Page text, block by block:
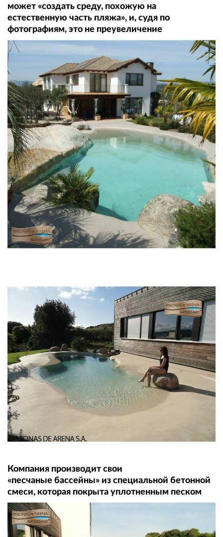
может «создать среду, похожую на
естественную часть пляжа», и, судя по
фотографиям, это не преувеличение
Компания производит свои
«песчаные бассейны» из специальной бетонной
смеси, которая покрыта уплотненным песком